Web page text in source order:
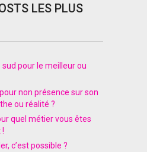
LES PLUS
sud pour le meilleur ou
non présence sur son
ou réalité ?
quel métier vous êtes
c’est possible ?